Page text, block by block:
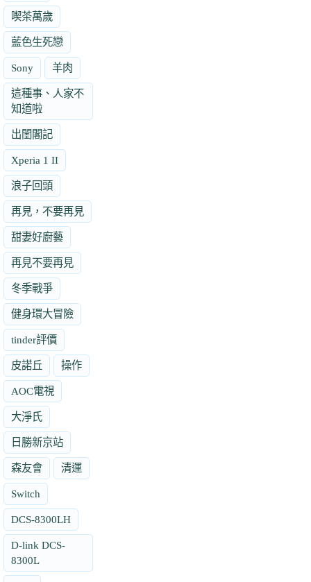
喫茶萬歲
藍色生死戀
Sony 羊肉
這種事、人家不
知道啦
出閨閣記
Xperia 1 II
浪子回頭
再見，不要再見
甜妻好廚藝
再見不要再見
冬季戰爭
健身環大冒險
tinder評價
皮諾丘 操作
AOC電視
大淨氏
日勝新京站
森友會 清運
Switch
DCS-8300LH
D-link DCS-
8300L